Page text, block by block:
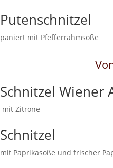
Putenschnitzel
paniert mit Pfefferrahmsoße
Schnitzel Wiener
mit Zitrone
Schnitzel
mit Paprikasoße und frischer